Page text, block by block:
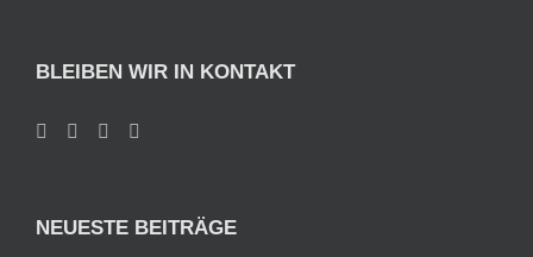
BLEIBEN WIR IN KONTAKT
NEUESTE BEITRÄGE